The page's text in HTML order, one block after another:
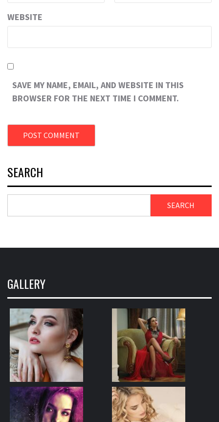
WEBSITE
SAVE MY NAME, EMAIL, AND WEBSITE IN THIS
BROWSER FOR THE NEXT TIME I COMMENT.
SEARCH
SEARCH
GALLERY